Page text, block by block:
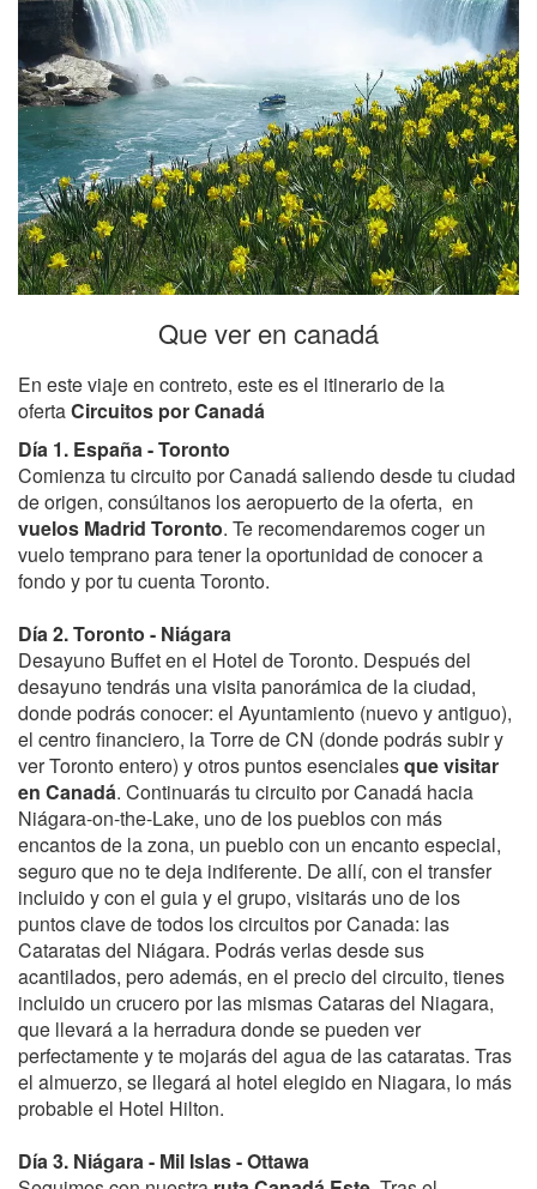
Que ver en canadá
En este viaje en contreto, este es el itinerario de la
ofertaCircuitos por Canadá
Día 1. España - Toronto
Comienza tu circuito por Canadá saliendo desde tu ciudad
de origen, consúltanos los aeropuerto de la oferta, en
vuelos Madrid Toronto. Te recomendaremos coger un
vuelo temprano para tener la oportunidad de conocer a
fondo y por tu cuenta Toronto.
Día 2. Toronto - Niágara
Desayuno Buffet en el Hotel de Toronto. Después del
desayuno tendrás una visita panorámica de la ciudad,
donde podrás conocer: el Ayuntamiento (nuevo y antiguo),
el centro financiero, la Torre de CN (donde podrás subir y
ver Toronto entero) y otros puntos esencialesque visitar
en Canadá. Continuarás tu circuito por Canadá hacia
Niágara-on-the-Lake, uno de los pueblos con más
encantos de la zona, un pueblo con un encanto especial,
seguro que no te deja indiferente. De allí, con el transfer
incluido y con el guia y el grupo, visitarás uno de los
puntos clave de todos los circuitos por Canada: las
Cataratas del Niágara. Podrás verlas desde sus
acantilados, pero además, en el precio del circuito, tienes
incluido un crucero por las mismas Cataras del Niagara,
que llevará a la herradura donde se pueden ver
perfectamente y te mojarás del agua de las cataratas. Tras
el almuerzo, se llegará al hotel elegido en Niagara, lo más
probable el Hotel Hilton.
Día 3. Niágara - Mil Islas - Ottawa